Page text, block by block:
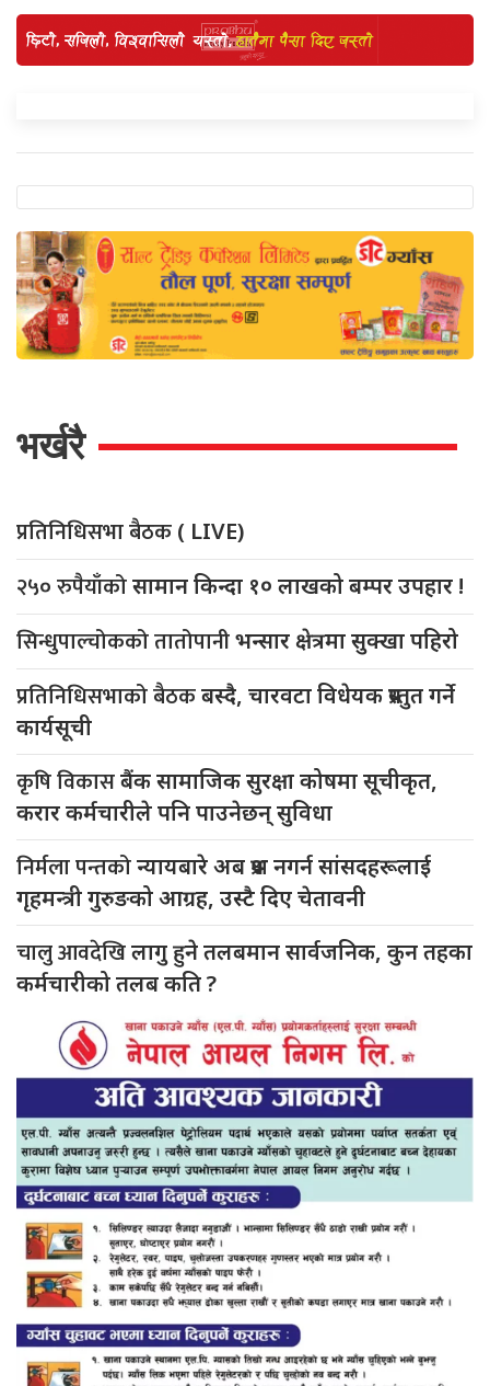
भर्खरै
प्रतिनिधिसभा बैठक ( LIVE)
२५० रुपैयाँकोसामान किन्दा १० लाखको बम्पर उपहार !
सिन्धुपाल्चोकको तातोपानीभन्सार क्षेत्रमा सुक्खा पहिरो
प्रतिनिधिसभाको बैठकबस्दै, चारवटा विधेयक प्रस्तुत गर्ने
कार्यसूची
कृषि विकासबैंक सामाजिक सुरक्षा कोषमा सूचीकृत,
करार कर्मचारीले पनि पाउनेछन् सुविधा
निर्मला पन्तकोन्यायबारे अब प्रश्न नगर्न सांसदहरूलाई
गृहमन्त्री गुरुङको आग्रह, उस्टै दिए चेतावनी
चालु आवदेखिलागु हुने तलबमान सार्वजनिक, कुन तहका
कर्मचारीको तलब कति ?